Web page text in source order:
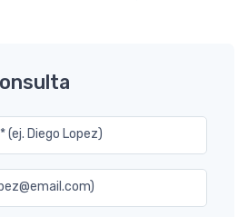
(ej. Diego Lopez)